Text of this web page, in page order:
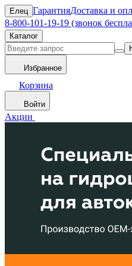
Елец ГарантияДоставка и
8-800-101-19-19 (звонок
Каталог
Избранное
Корзина
Войти
Акции